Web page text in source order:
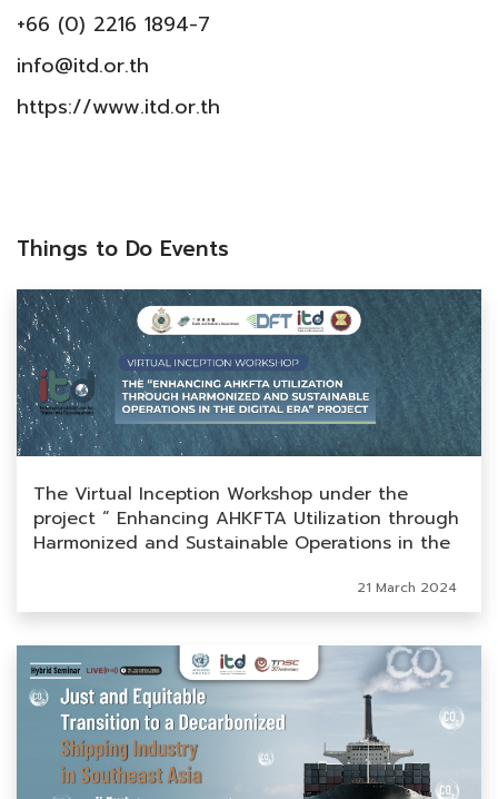
+66 (0) 2216 1894-7
info@itd.or.th
https://www.itd.or.th
Things to Do Events
The Virtual Inception Workshop under the
project “ Enhancing AHKFTA Utilization through
Harmonized and Sustainable Operations in the
21 March 2024